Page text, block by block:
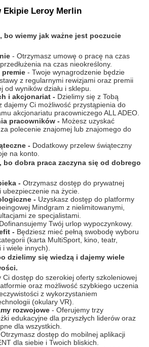
Ekipie Leroy Merlin
bo wiemy jak ważne jest poczucie
- Otrzymasz umowę o pracę na czas
na czas nieokreślony.
premie - Twoje wynagrodzenie będzie
z regularnymi rewizjami oraz premii
od wyników działu i sklepu.
i akcjonariat - Dzielimy się z Tobą
dajemy Ci możliwość przystąpienia do
akcjonariatu pracowniczego ALL ADEO.
pracowników - Możesz uzyskać
polecenie znajomej lub znajomego do
- Dodatkowy przelew świąteczny
na konto.
dobra praca zaczyna się od dobrego
- Otrzymasz dostęp do prywatnej
na życie.
- Uzyskasz dostęp do platformy
Mindgram z nielimitowanymi,
ze specjalistami.
Twój urlop wypoczynkowy.
- Będziesz mieć pełną swobodę wyboru
(karta MultiSport, kino, teatr,
wiele innych).
dzielimy się wiedzą i dajemy wiele
Ci dostęp do szerokiej oferty szkoleniowej
oraz możliwość szybkiego uczenia
z wykorzystaniem
(okulary VR).
rozwojowe - Oferujemy trzy
edukacyjne dla przyszłych liderów oraz
dla wszystkich.
dostęp do mobilnej aplikacji
dla siebie i Twoich bliskich.